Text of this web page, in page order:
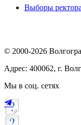
Выборы
© 2000-2026
Адрес: 400062, г.
Мы в соц. сетях